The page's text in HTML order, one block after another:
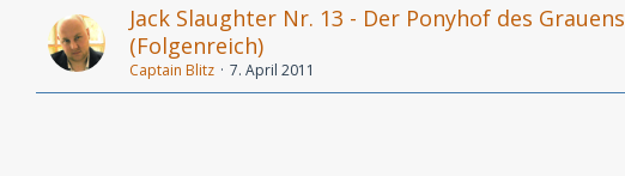
Jack Slaughter Nr. 13 - Der Ponyhof des Grauens
(Folgenreich)
Captain Blitz 7. April 2011